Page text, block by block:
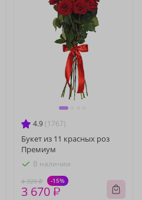
4.9 (1767)
Букет из 11 красных роз
Премиум
В наличии
4 320 ₽ -15%
3 670 ₽